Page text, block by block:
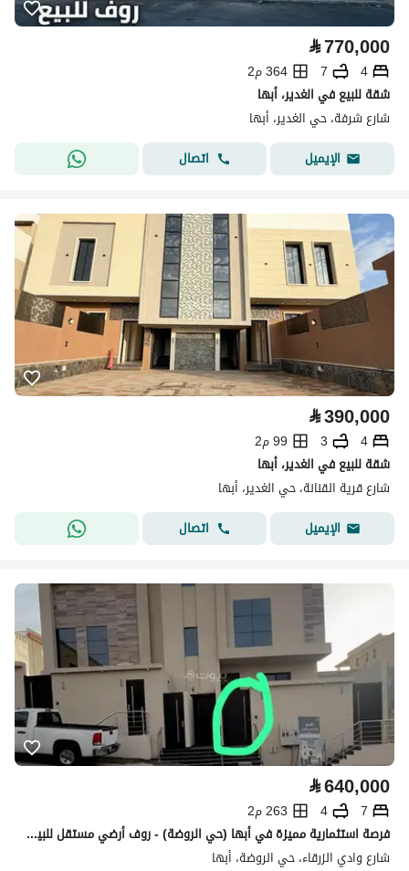
⃁770,000
4
7
364 م2
شقة للبيع في الغدير، أبها
شارع شرفة، حي الغدير، أبها
الإيميل
اتصال
⃁390,000
4
3
99 م2
شقة للبيع في الغدير، أبها
شارع قرية القنانة، حي الغدير، أبها
الإيميل
اتصال
⃁640,000
7
4
263 م2
فرصة استثمارية مميزة في أبها (حي الروضة) - روف أرضي مستقل للبيع ( مقسم لشقتين مفروشه )
شارع وادي الزرقاء، حي الروضة، أبها